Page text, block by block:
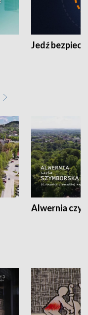
Jedź
Alwernia